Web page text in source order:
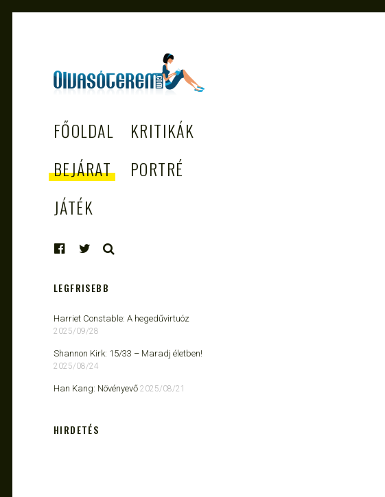
– AZ EGÉSZSÉGES
OLVASÁS
TÁMOGATÓJA
FŐOLDAL
KRITIKÁK
BEJÁRAT
PORTRÉ
JÁTÉK
LEGFRISEBB
Harriet Constable: A hegedűvirtuóz
2025/09/28
Shannon Kirk: 15/33 ​– Maradj életben!
2025/08/24
Han Kang: Növényevő 2025/08/21
HIRDETÉS